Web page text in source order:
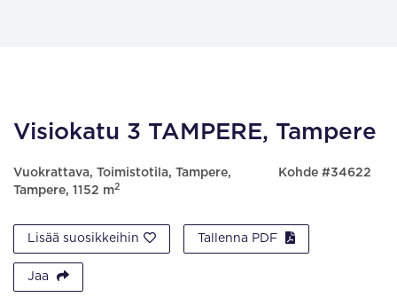
Visiokatu 3 TAMPERE, Tampere
Vuokrattava, Toimistotila, Tampere,
Tampere, 1152 m2
Kohde #34622
Lisää suosikkeihin Tallenna PDF
Jaa